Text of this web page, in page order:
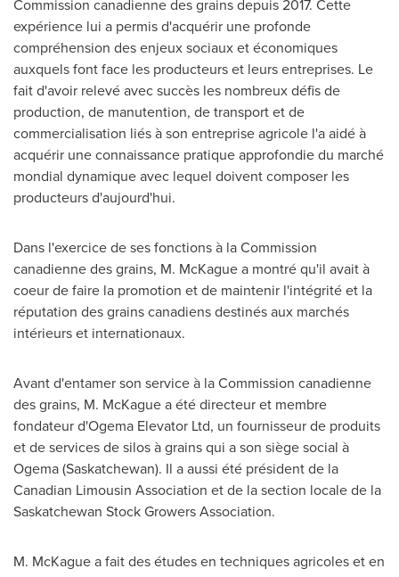
Commission canadienne des grains depuis 2017. Cette
expérience lui a permis d'acquérir une profonde
compréhension des enjeux sociaux et économiques
auxquels font face les producteurs et leurs entreprises. Le
fait d'avoir relevé avec succès les nombreux défis de
production, de manutention, de transport et de
commercialisation liés à son entreprise agricole l'a aidé à
acquérir une connaissance pratique approfondie du marché
mondial dynamique avec lequel doivent composer les
producteurs d'aujourd'hui.
Dans l'exercice de ses fonctions à la Commission
canadienne des grains, M. McKague a montré qu'il avait à
coeur de faire la promotion et de maintenir l'intégrité et la
réputation des grains canadiens destinés aux marchés
intérieurs et internationaux.
Avant d'entamer son service à la Commission canadienne
des grains, M. McKague a été directeur et membre
fondateur d'Ogema Elevator Ltd, un fournisseur de produits
et de services de silos à grains qui a son siège social à
Ogema(Saskatchewan). Il a aussi été président de la
Canadian Limousin Association et de la section locale de la
Saskatchewan Stock Growers Association.
M. McKague a fait des études en techniques agricoles et en